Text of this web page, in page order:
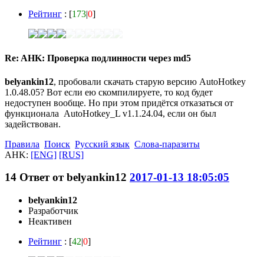
Рейтинг : [173|0]
Re: AHK: Проверка подлинности через md5
belyankin12, пробовали скачать старую версию AutoHotkey
1.0.48.05? Вот если ею скомпилируете, то код будет
недоступен вообще. Но при этом придётся отказаться от
функционала AutoHotkey_L v1.1.24.04, если он был
задействован.
Правила Поиск Русский язык Слова-паразиты
AHK: [ENG] [RUS]
14 Ответ отbelyankin12 2017-01-13 18:05:05
belyankin12
Разработчик
Неактивен
Рейтинг : [42|0]